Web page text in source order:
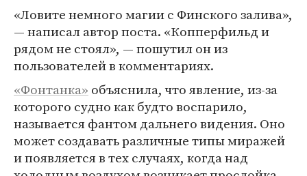
«Ловите немного магии с Финского залива»,
— написал автор поста. «Копперфильд и
рядом не стоял», — пошутил он из
пользователей в комментариях.
«Фонтанка» объяснила, что явление, из-за
которого судно как будто воспарило,
называется фантом дальнего видения. Оно
может создавать различные типы миражей
и появляется в тех случаях, когда над